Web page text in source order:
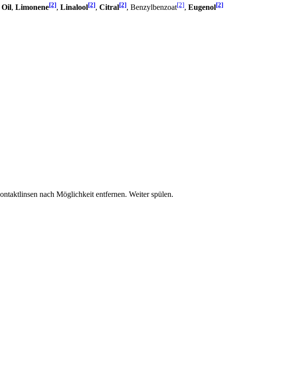
Oil, Limonene[2], Linalool[2], Citral[2], Benzylbenzoat[2], Eugenol[2]
nach Möglichkeit entfernen. Weiter spülen.